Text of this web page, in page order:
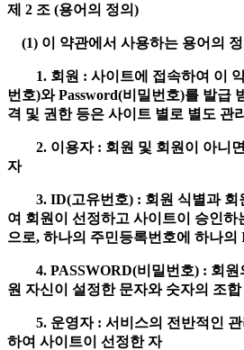
제 2 조 (용어의 정의)
(1) 이 약관에서 사용하는 용어의
1. 회원 : 사이트에 접속하여 이
번호)와 Password(비밀번호)를 발급
격 및 권한 등은 사이트 별로 별도 관리
2. 이용자 : 회원 및 회원이 아니
자
3. ID(고유번호) : 회원 식별과 회
여 회원이 선정하고 사이트이 승인
으로, 하나의 주민등록번호에 하나
4. PASSWORD(비밀번호) : 회원
원 자신이 설정한 문자와 숫자의 조합
5. 운영자 : 서비스의 전반적인 관
하여 사이트이 선정한 자